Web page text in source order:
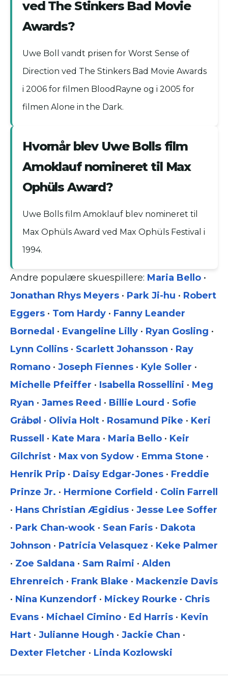
ved The Stinkers Bad Movie
Awards?
Uwe Boll vandt prisen for Worst Sense of
Direction ved The Stinkers Bad Movie Awards
i 2006 for filmen BloodRayne og i 2005 for
filmen Alone in the Dark.
Hvornår blev Uwe Bolls film
Amoklauf nomineret til Max
Ophüls Award?
Uwe Bolls film Amoklauf blev nomineret til
Max Ophüls Award ved Max Ophüls Festival i
1994.
Andre populære skuespillere: Maria Bello •
Jonathan Rhys Meyers • Park Ji-hu • Robert
Eggers • Tom Hardy • Fanny Leander
Bornedal • Evangeline Lilly • Ryan Gosling •
Lynn Collins • Scarlett Johansson • Ray
Romano • Joseph Fiennes • Kyle Soller •
Michelle Pfeiffer • Isabella Rossellini • Meg
Ryan • James Reed • Billie Lourd • Sofie
Gråbøl • Olivia Holt • Rosamund Pike • Keri
Russell
• Kate Mara • Maria Bello • Keir
Gilchrist • Max von Sydow • Emma Stone •
Henrik Prip • Daisy Edgar-Jones • Freddie
Prinze Jr. • Hermione Corfield • Colin Farrell
• Hans Christian Ægidius • Jesse Lee Soffer
• Park Chan-wook • Sean Faris • Dakota
Johnson • Patricia Velasquez • Keke Palmer
• Zoe Saldana • Sam Raimi • Alden
Ehrenreich • Frank Blake • Mackenzie Davis
• Nina Kunzendorf • Mickey Rourke • Chris
Evans • Michael Cimino • Ed Harris • Kevin
Hart • Julianne Hough • Jackie Chan •
Dexter Fletcher • Linda Kozlowski